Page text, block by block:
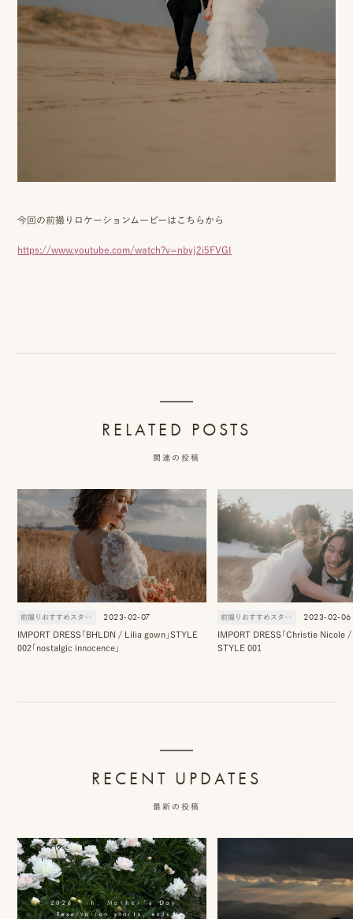
今回の前撮りロケーションムービーはこちらから
https://www.youtube.com/watch?v=nbyj2i5FVGI
RELATED POSTS
関連の投稿
前撮りおすすめスタイル 2023-02-07
IMPORT DRESS「BHLDN / Lilia gown」STYLE
002「nostalgic innocence」
前撮りおすすめスタイル 2023-02-06
IMPORT DRESS「Christie Nicole /
STYLE 001
RECENT UPDATES
最新の投稿